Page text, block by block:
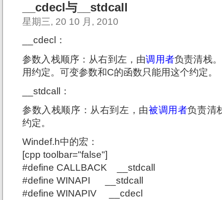
__cdecl与__stdcall
星期三, 20 10 月, 2010
__cdecl：
参数入栈顺序：从右到左，由调用者负责清栈
用约定。可变参数和C的函数只能用这个约定。
__stdcall：
参数入栈顺序：从右到左，由被调用者负责清
约定。
Windef.h中的宏：
[cpp toolbar="false"]
#define CALLBACK __stdcall
#define WINAPI __stdcall
#define WINAPIV __cdecl